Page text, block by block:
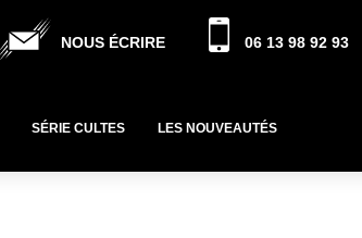
NOUS ÉCRIRE 06 13 98 92 93
SÉRIE CULTES LES NOUVEAUTÉS